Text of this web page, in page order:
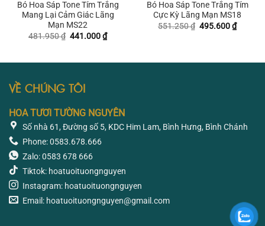
Bó Hoa Sáp Tone Tím Trắng
Mang Lại Cảm Giác Lãng
Mạn MS22
481.950₫ Giá
441.000₫Giá
hiện
Bó Hoa Sáp Tone Trắng Tím
Cực Kỳ Lãng Mạn MS18
551.250₫ Giá
495.600₫Giá
hiện
VỀ CHÚNG TÔI
HOA TƯƠI TƯỜNG NGUYÊN
Số nhà 61, Đường số 5, KDC Him Lam, Bình Hưng, Bình Chánh
Phone: 0583.678.666
Zalo: 0583 678 666
Tiktok: hoatuoituongnguyen
Instagram: hoatuoituongnguyen
Email: hoatuoituongnguyen@gmail.com